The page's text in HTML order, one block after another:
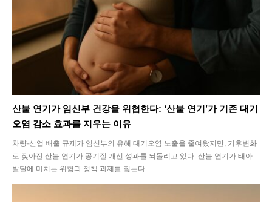
Interview
Article
산불 연기가 임신부 건강을 위협한다: ‘산불 연기’가 기존 대기
오염 감소 효과를 지우는 이유
차량·산업 배출 규제가 임신부의 유해 대기오염 노출을 줄여왔지만, 기후변화
로 잦아진 산불 연기가 공기질 개선 성과를 되돌리고 있다. 산불 연기가 태아
발달에 미치는 위험과 정책 과제를 짚는다.